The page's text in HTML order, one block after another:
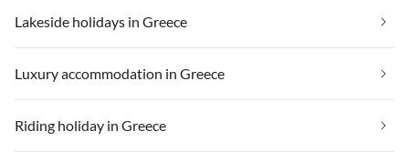
Lakeside holidays in Greece
Luxury accommodation in Greece
Riding holiday in Greece